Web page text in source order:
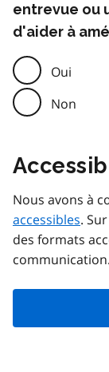
entrevue ou
d'aider à
Oui
Non
Nous avons à
accessibles.
des formats
communication.